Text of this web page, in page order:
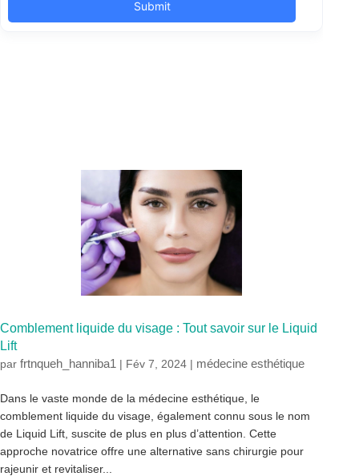
Comblement liquide du visage : Tout savoir sur le Liquid
Lift
par frtnqueh_hanniba1 | Fév 7, 2024 | médecine esthétique
Dans le vaste monde de la médecine esthétique, le
comblement liquide du visage, également connu sous le nom
de Liquid Lift, suscite de plus en plus d’attention. Cette
approche novatrice offre une alternative sans chirurgie pour
rajeunir et revitaliser...